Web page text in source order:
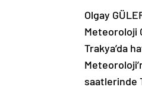
Olgay
Meteoroloji
Trakya’da
saatlerinde